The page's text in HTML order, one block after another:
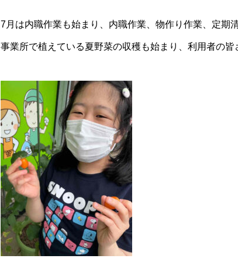
7月は内職作業も始まり、内職作業、物作り作業、定期
事業所で植えている夏野菜の収穫も始まり、利用者の